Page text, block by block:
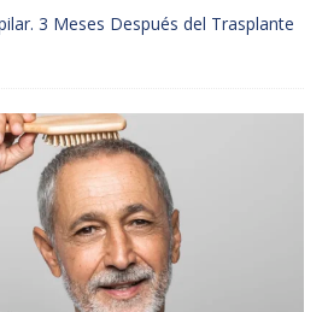
3 Meses Después del Trasplante